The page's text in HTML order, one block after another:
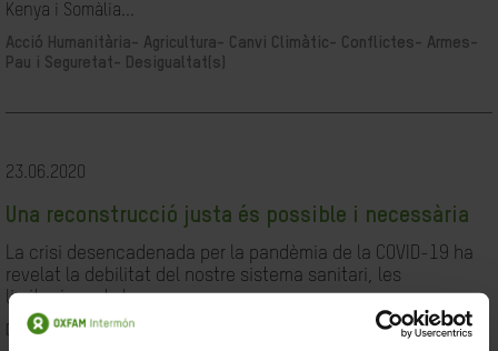
Kenya i Somàlia...
Acció Humanitària- Agricultura- Canvi Climàtic-
Conflictes- Armes-
Pau i Seguretat-
Desigualtat(s)
23.06.2020
Una reconstrucció justa és possible i necessària
La crisi desencadenada per la pandèmia de la COVID-19 ha
revelat la debilitat del nostre sistema sanitari, les
limitacions de les...
Desigualtat(s)